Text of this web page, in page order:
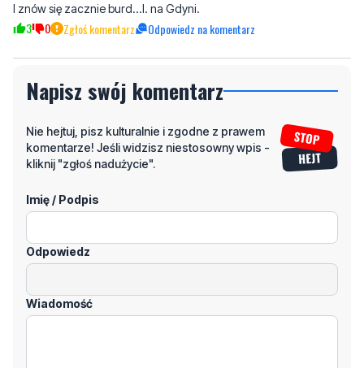
Napisz swój komentarz
komentarze! Jeśli widzisz niestosowny wpis -
kliknij "zgłoś nadużycie".
Imię / Podpis
Odpowiedz
Wiadomość